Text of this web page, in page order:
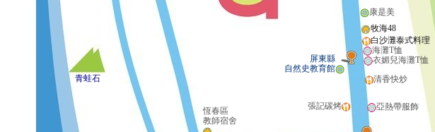
白沙灘泰式料理
海灘T恤
青蛙石 清香快炒
亞熱帶服飾
屏東縣
自然史教育館
恆春區
教師宿舍
衣媚兒海灘T恤
康是美
張記碳烤
牧海48